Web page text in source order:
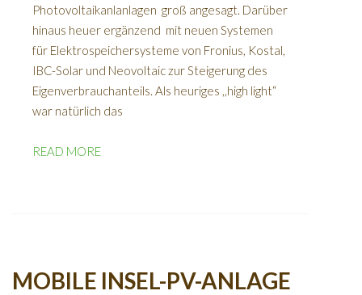
Photovoltaikanlanlagen groß angesagt. Darüber
hinaus heuer ergänzend mit neuen Systemen
für Elektrospeichersysteme von Fronius, Kostal,
IBC-Solar und Neovoltaic zur Steigerung des
Eigenverbrauchanteils. Als heuriges ,,high light“
war natürlich das
READ MORE
MOBILE INSEL-PV-ANLAGE